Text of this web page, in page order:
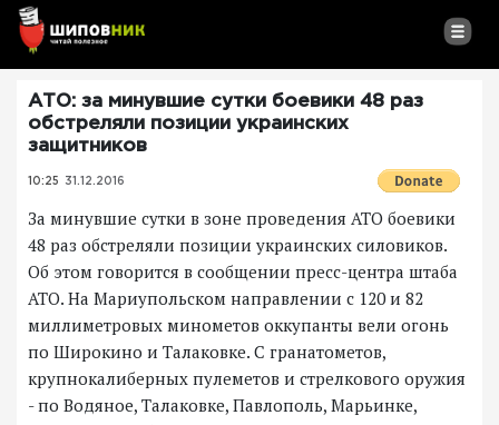
АТО: за минувшие сутки боевики 48 раз
обстреляли позиции украинских
защитников
10:25 31.12.2016
За минувшие сутки в зоне проведения АТО боевики
48 раз обстреляли позиции украинских силовиков.
Об этом говорится в сообщении пресс-центра штаба
АТО. На Мариупольском направлении с 120 и 82
миллиметровых минометов оккупанты вели огонь
по Широкино и Талаковке. С гранатометов,
крупнокалиберных пулеметов и стрелкового оружия
- по Водяное, Талаковке, Павлополь, Марьинке,